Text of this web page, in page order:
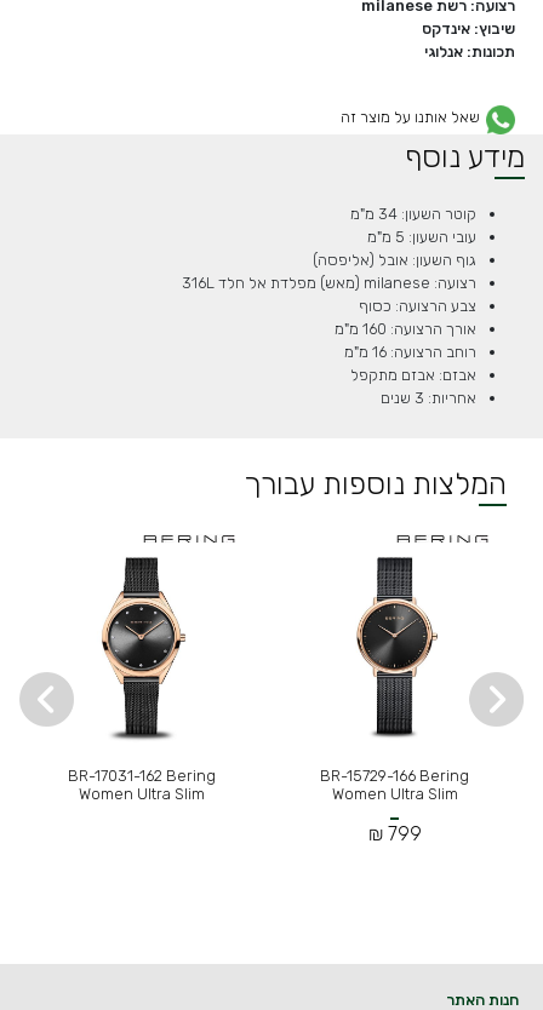
רצועה: רשת milanese
שיבוץ: אינדקס
תכונות: אנלוגי
שאל אותנו על מוצר זה
מידע נוסף
קוטר השעון: 34 מ"מ
עובי השעון: 5 מ"מ
גוף השעון: אובל (אליפסה)
רצועה: milanese (מאש) מפלדת אל חלד 316L
צבע הרצועה: כסוף
אורך הרצועה: 160 מ"מ
רוחב הרצועה: 16 מ"מ
אבזם: אבזם מתקפל
אחריות: 3 שנים
המלצות נוספות עבורך
BR-15729-166 Bering
Women Ultra Slim
799 ₪
BR-17031-162 Bering
Women Ultra Slim
חנות האתר